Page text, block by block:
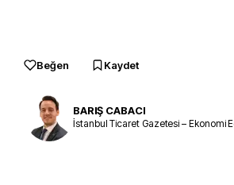
Beğen Kaydet
BARIŞ CABACI
İstanbul Ticaret Gazetesi – Ekonomi